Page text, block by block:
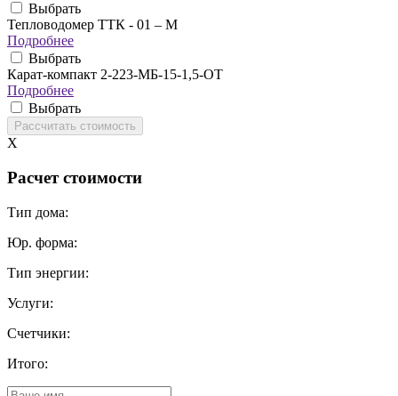
Выбрать
Тепловодомер ТТК - 01 – М
Подробнее
Выбрать
Карат-компакт 2-223-МБ-15-1,5-ОТ
Подробнее
Выбрать
X
Расчет стоимости
Тип дома:
Юр. форма:
Тип энергии:
Услуги:
Счетчики:
Итого: